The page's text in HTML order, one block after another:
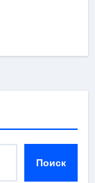
Поиск